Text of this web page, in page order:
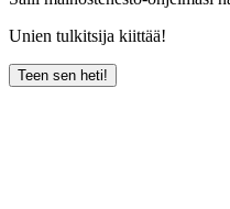
Unien tulkitsija kiittää!
Teen sen heti!